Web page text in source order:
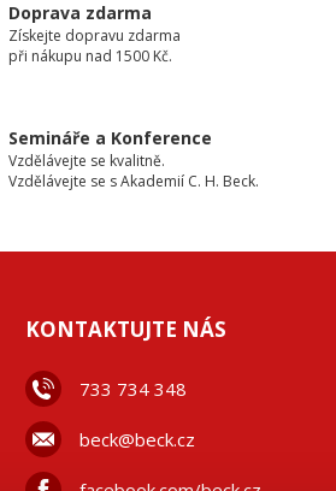
Doprava zdarma
Získejte dopravu zdarma
při nákupu nad 1500 Kč.
Semináře a Konference
Vzdělávejte se kvalitně.
Vzdělávejte se s Akademií C. H. Beck.
KONTAKTUJTE NÁS
733 734 348
beck@beck.cz